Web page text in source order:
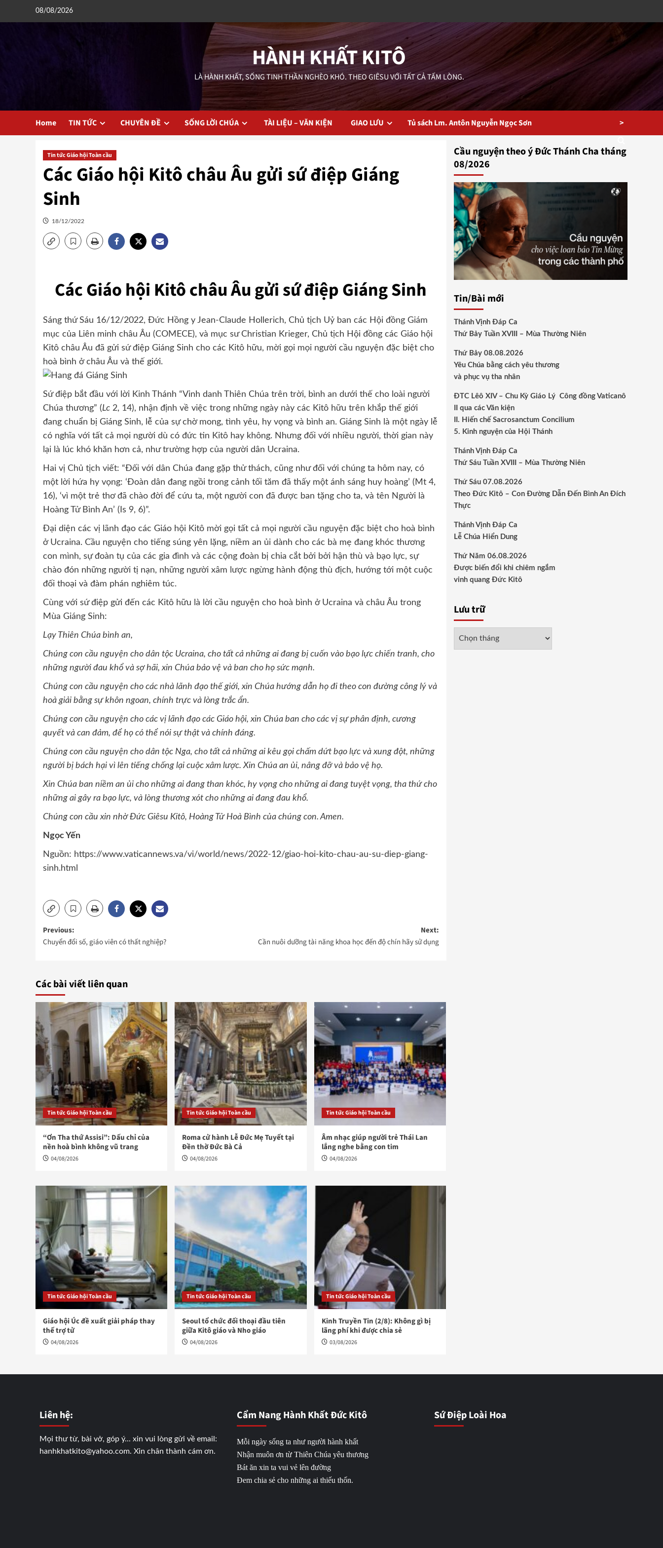
08/08/2026
HÀNH KHẤT KITÔ
LÀ HÀNH KHẤT, SỐNG TINH THẦN NGHÈO KHÓ. THEO GIÊSU VỚI TẤT CẢ TẤM LÒNG.
Home TIN TỨC CHUYÊN ĐỀ SỐNG LỜI CHÚA TÀI LIỆU – VĂN KIỆN GIAO LƯU Tủ sách Lm. Antôn Nguyễn Ngọc Sơn >
Tin tức Giáo hội Toàn cầu
Các Giáo hội Kitô châu Âu gửi sứ điệp Giáng
Sinh
18/12/2022
Các Giáo hội Kitô châu Âu gửi sứ điệp Giáng Sinh
Sáng thứ Sáu 16/12/2022, Đức Hồng y Jean-Claude Hollerich, Chủ tịch Uỷ ban các Hội đồng Giám
mục của Liên minh châu Âu (COMECE), và mục sư Christian Krieger, Chủ tịch Hội đồng các Giáo hội
Kitô châu Âu đã gửi sứ điệp Giáng Sinh cho các Kitô hữu, mời gọi mọi người cầu nguyện đặc biệt cho
hoà bình ở châu Âu và thế giới.
Sứ điệp bắt đầu với lời Kinh Thánh “Vinh danh Thiên Chúa trên trời, bình an dưới thế cho loài người
Chúa thương” (Lc 2, 14), nhận định về việc trong những ngày này các Kitô hữu trên khắp thế giới
đang chuẩn bị Giáng Sinh, lễ của sự chờ mong, tình yêu, hy vọng và bình an. Giáng Sinh là một ngày lễ
có nghĩa với tất cả mọi người dù có đức tin Kitô hay không. Nhưng đối với nhiều người, thời gian này
lại là lúc khó khăn hơn cả, như trường hợp của người dân Ucraina.
Hai vị Chủ tịch viết: “Đối với dân Chúa đang gặp thử thách, cũng như đối với chúng ta hôm nay, có
một lời hứa hy vọng: ‘Đoàn dân đang ngồi trong cảnh tối tăm đã thấy một ánh sáng huy hoàng’ (Mt 4,
16), ‘vì một trẻ thơ đã chào đời để cứu ta, một người con đã được ban tặng cho ta, và tên Người là
Hoàng Tử Bình An’ (Is 9, 6)”.
Đại diện các vị lãnh đạo các Giáo hội Kitô mời gọi tất cả mọi người cầu nguyện đặc biệt cho hoà bình
ở Ucraina. Cầu nguyện cho tiếng súng yên lặng, niềm an ủi dành cho các bà mẹ đang khóc thương
con mình, sự đoàn tụ của các gia đình và các cộng đoàn bị chia cắt bởi bởi hận thù và bạo lực, sự
chào đón những người tị nạn, những người xâm lược ngừng hành động thù địch, hướng tới một cuộc
đối thoại và đàm phán nghiêm túc.
Cùng với sứ điệp gửi đến các Kitô hữu là lời cầu nguyện cho hoà bình ở Ucraina và châu Âu trong
Mùa Giáng Sinh:
Lạy Thiên Chúa bình an,
Chúng con cầu nguyện cho dân tộc Ucraina, cho tất cả những ai đang bị cuốn vào bạo lực chiến tranh, cho
những người đau khổ và sợ hãi, xin Chúa bảo vệ và ban cho họ sức mạnh.
Chúng con cầu nguyện cho các nhà lãnh đạo thế giới, xin Chúa hướng dẫn họ đi theo con đường công lý và
hoà giải bằng sự khôn ngoan, chính trực và lòng trắc ẩn.
Chúng con cầu nguyện cho các vị lãnh đạo các Giáo hội, xin Chúa ban cho các vị sự phân định, cương
quyết và can đảm, để họ có thể nói sự thật và chính đáng.
Chúng con cầu nguyện cho dân tộc Nga, cho tất cả những ai kêu gọi chấm dứt bạo lực và xung đột, những
người bị bách hại vì lên tiếng chống lại cuộc xâm lược. Xin Chúa an ủi, nâng đỡ và bảo vệ họ.
Xin Chúa ban niềm an ủi cho những ai đang than khóc, hy vọng cho những ai đang tuyệt vọng, tha thứ cho
những ai gây ra bạo lực, và lòng thương xót cho những ai đang đau khổ.
Chúng con cầu xin nhờ Đức Giêsu Kitô, Hoàng Tử Hoà Bình của chúng con. Amen.
Ngọc Yến
Nguồn: https://www.vaticannews.va/vi/world/news/2022-12/giao-hoi-kito-chau-au-su-diep-giang-
sinh.html
Post
navigation
Previous:
Chuyển đổi số, giáo viên có thất nghiệp?
Next:
Cần nuôi dưỡng tài năng khoa học đến độ chín hãy sử dụng
Các bài viết liên quan
Tin tức Giáo hội Toàn cầu
“Ơn Tha thứ Assisi”: Dấu chỉ của
nền hoà bình không vũ trang
04/08/2026
Tin tức Giáo hội Toàn cầu
Roma cử hành Lễ Đức Mẹ Tuyết tại
Đền thờ Đức Bà Cả
04/08/2026
Tin tức Giáo hội Toàn cầu
Âm nhạc giúp người trẻ Thái Lan
lắng nghe bằng con tim
04/08/2026
Tin tức Giáo hội Toàn cầu
Giáo hội Úc đề xuất giải pháp thay
thế trợ tử
04/08/2026
Tin tức Giáo hội Toàn cầu
Seoul tổ chức đối thoại đầu tiên
giữa Kitô giáo và Nho giáo
04/08/2026
Tin tức Giáo hội Toàn cầu
Kinh Truyền Tin (2/8): Không gì bị
lãng phí khi được chia sẻ
03/08/2026
Cầu nguyện theo ý Đức Thánh Cha tháng
08/2026
Tin/Bài mới
Thánh Vịnh Đáp Ca
Thứ Bảy Tuần XVIII – Mùa Thường Niên
Thứ Bảy 08.08.2026
Yêu Chúa bằng cách yêu thương
và phục vụ tha nhân
ĐTC Lêô XIV – Chu Kỳ Giáo Lý Công đồng Vaticanô
II qua các Văn kiện
II. Hiến chế Sacrosanctum Concilium
5. Kinh nguyện của Hội Thánh
Thánh Vịnh Đáp Ca
Thứ Sáu Tuần XVIII – Mùa Thường Niên
Thứ Sáu 07.08.2026
Theo Đức Kitô – Con Đường Dẫn Đến Bình An Đích
Thực
Thánh Vịnh Đáp Ca
Lễ Chúa Hiển Dung
Thứ Năm 06.08.2026
Được biến đổi khi chiêm ngắm
vinh quang Đức Kitô
Lưu trữ
Liên hệ:
Mọi thư từ, bài vở, góp ý... xin vui lòng gửi về email:
hanhkhatkito@yahoo.com. Xin chân thành cám ơn.
Cẩm Nang Hành Khất Đức Kitô
Mỗi ngày sống ta như người hành khất
Nhận muôn ơn từ Thiên Chúa yêu thương
Bát ăn xin ta vui vẻ lên đường
Đem chia sẻ cho những ai thiếu thốn.
Sứ Điệp Loài Hoa